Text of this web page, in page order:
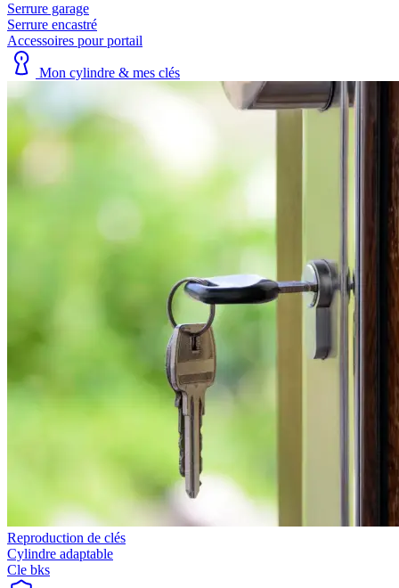
Serrure garage
Serrure encastré
Accessoires pour portail
Mon cylindre & mes clés
Reproduction de clés
Cylindre adaptable
Cle bks